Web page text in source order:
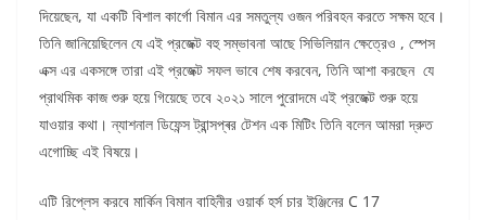
দিয়েছেন, যা একটি বিশাল কার্গো বিমান এর সমতুল্য ওজন পরিবহন করতে সক্ষম হবে।
তিনি জানিয়েছিলেন যে এই প্রজেক্ট বহু সম্ভাবনা আছে সিভিলিয়ান ক্ষেত্রেও , স্পেস
এক্স এর একসঙ্গে তারা এই প্রজেক্ট সফল ভাবে শেষ করবেন, তিনি আশা করছেন যে
প্রাথমিক কাজ শুরু হয়ে গিয়েছে তবে ২০২১ সালে পুরোদমে এই প্রজেক্ট শুরু হয়ে
যাওয়ার কথা। ন্যাশনাল ডিফেন্স ট্রান্সপ্ৰর টেশন এক মিটিং তিনি বলেন আমরা দ্রুত
এগোচ্ছি এই বিষয়ে।
এটি রিপ্লেস করবে মার্কিন বিমান বাহিনীর ওয়ার্ক হর্স চার ইঞ্জিনের C 17